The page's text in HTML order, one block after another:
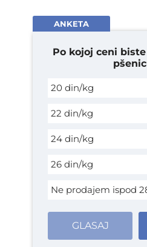
ANKETA
Po kojoj ceni
20 din/kg
22 din/kg
24 din/kg
26 din/kg
Ne prodajem ispod
GLASAJ